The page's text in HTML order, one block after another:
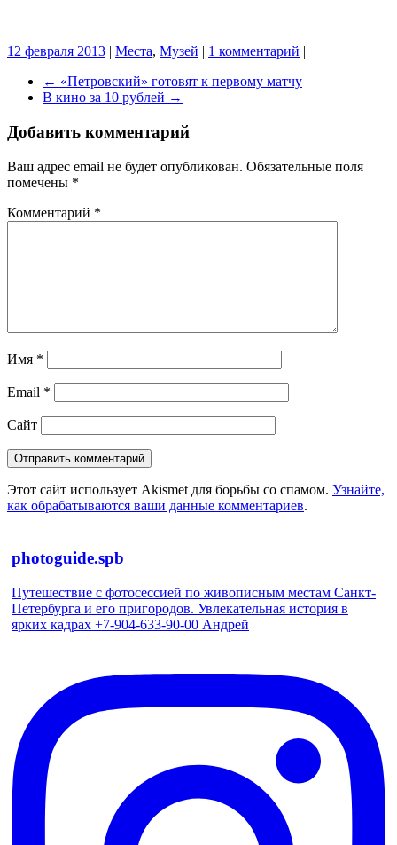
12 февраля 2013 | Места, Музей | 1 комментарий |
← «Петровский» готовят к первому матчу
В кино за 10 рублей →
Добавить комментарий
Ваш адрес email не будет опубликован. Обязательные поля
помечены *
Комментарий *
Имя *
Email *
Сайт
Этот сайт использует Akismet для борьбы со спамом. Узнайте,
как обрабатываются ваши данные комментариев.
photoguide.spb
Путешествие с фотосессией по живописным местам Санкт-
Петербурга и его пригородов. Увлекательная история в
ярких кадрах +7-904-633-90-00 Андрей